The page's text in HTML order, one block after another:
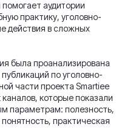
аудитории
практику, уголовно-
действия в сложных
была проанализирована
по уголовно-
части проекта Smartiee
которые показали
параметрам: полезность,
практическая